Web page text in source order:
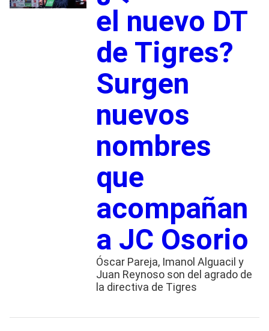
el nuevo DT
de Tigres?
Surgen
nuevos
nombres
que
acompañan
a JC Osorio
Óscar Pareja, Imanol Alguacil y
Juan Reynoso son del agrado de
la directiva de Tigres